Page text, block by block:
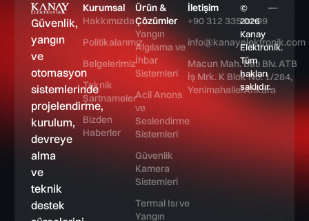
Güvenlik,
yangın
ve
otomasyon
sistemlerinde
projelendirme,
kurulum,
devreye
alma
ve
teknik
destek
Kurumsal
Hakkımızda
Politikalarımız
Belgelerimiz
Teknik
Şartnameler
Bizden
Haberler
Ürün &
Çözümler
Yangın
Algılama ve
İhbar
Sistemleri
Acil Anons
ve
Seslendirme
Sistemleri
Güvenlik
Kamera
Sistemleri
Termal Isı ve
Yangın
İletişim
+90 312 335 01 99
info@kanayelektronik.com
Macun Mah. Batı Blv. ATB
İş Mrk. K Blok No: 1/284,
Yenimahalle/Ankara
©
2026
Kanay
Elektronik.
Tüm
hakları
saklıdır.